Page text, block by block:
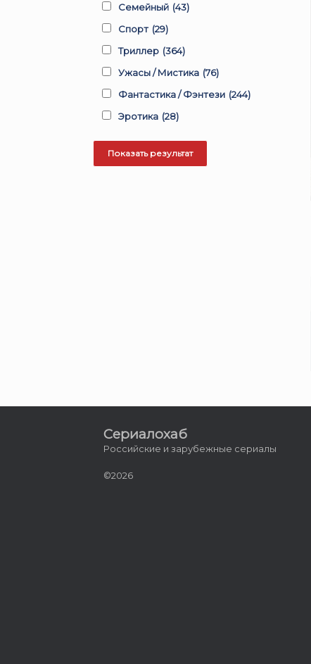
Семейный (43)
Спорт (29)
Триллер (364)
Ужасы / Мистика (76)
Фантастика / Фэнтези (244)
Эротика (28)
Сериалохаб
Российские и зарубежные сериалы
©2026